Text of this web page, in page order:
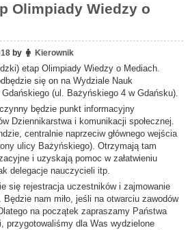
Olimpiady Wiedzy o
by Kierownik
etap Olimpiady Wiedzy o Mediach.
się on na Wydziale Nauk
(ul. Bażyńskiego 4 w Gdańsku).
będzie punkt informacyjny
Dziennikarstwa i komunikacji społecznej.
centralnie naprzeciw głównego wejścia
ulicy Bażyńskiego). Otrzymają tam
i uzyskają pomoc w załatwieniu
delegacje nauczycieli itp.
się rejestracja uczestników i zajmowanie
nam miło, jeśli na otwarciu zawodów
na początek zapraszamy Państwa
przygotowaliśmy dla Was wydzielone